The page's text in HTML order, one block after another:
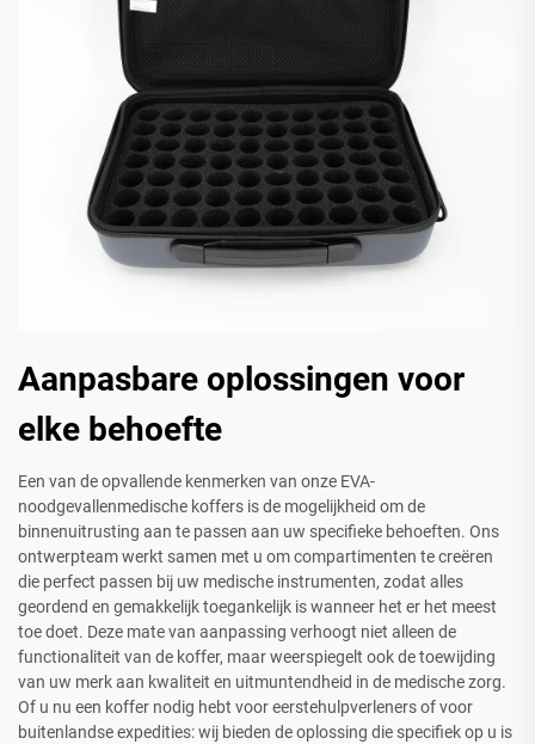
Aanpasbare oplossingen voor
elke behoefte
Een van de opvallende kenmerken van onze EVA-
noodgevallenmedische koffers is de mogelijkheid om de
binnenuitrusting aan te passen aan uw specifieke behoeften. Ons
ontwerpteam werkt samen met u om compartimenten te creëren
die perfect passen bij uw medische instrumenten, zodat alles
geordend en gemakkelijk toegankelijk is wanneer het er het meest
toe doet. Deze mate van aanpassing verhoogt niet alleen de
functionaliteit van de koffer, maar weerspiegelt ook de toewijding
van uw merk aan kwaliteit en uitmuntendheid in de medische zorg.
Of u nu een koffer nodig hebt voor eerstehulpverleners of voor
buitenlandse expedities: wij bieden de oplossing die specifiek op u is